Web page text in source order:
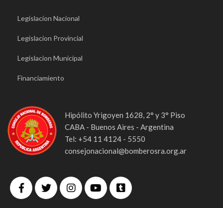
Legislacion Nacional
Legislacion Provincial
Legislacion Municipal
Financiamiento
Hipólito Yrigoyen 1628, 2° y 3° Piso
CABA - Buenos Aires - Argentina
Tel: +54 11 4124 - 5550
consejonacional@bomberosra.org.ar